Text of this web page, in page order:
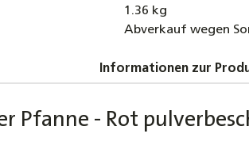
1.36 kg
Abverkauf wegen
Informationen zur
Pfanne - Rot